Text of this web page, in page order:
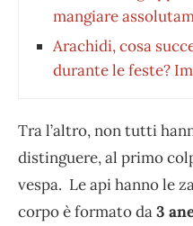
mangiare
Arachidi, cosa
durante le feste?
Tra l’altro, non tutti
distinguere, al primo
vespa. Le api hanno le
corpo è formato da3